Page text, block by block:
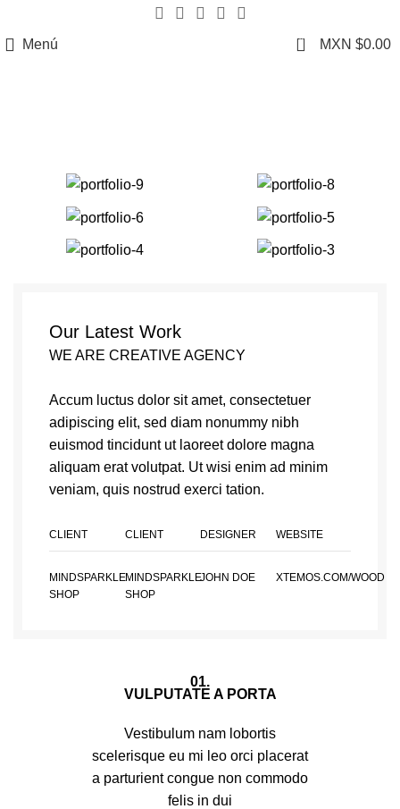
Menú 0 MXN $0.00
Our Latest Work
WE ARE CREATIVE AGENCY
Accum luctus dolor sit amet, consectetuer
adipiscing elit, sed diam nonummy nibh
euismod tincidunt ut laoreet dolore magna
aliquam erat volutpat. Ut wisi enim ad minim
veniam, quis nostrud exerci tation.
CLIENT
MINDSPARKLE
SHOP
CLIENT
MINDSPARKLE
SHOP
DESIGNER
JOHN DOE
WEBSITE
XTEMOS.COM/WOOD
01.
VULPUTATE A PORTA
Vestibulum nam lobortis
scelerisque eu mi leo orci placerat
a parturient congue non commodo
felis in dui
CHOOSE A PRODUCT WORTH OVER